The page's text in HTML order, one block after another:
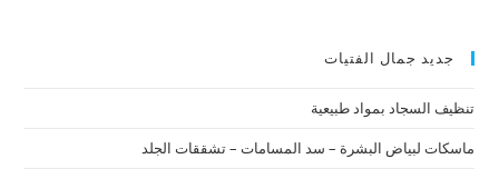
جديد جمال الفتيات
تنظيف السجاد بمواد طبيعية
ماسكات لبياض البشرة – سد المسامات – تشققات الجلد